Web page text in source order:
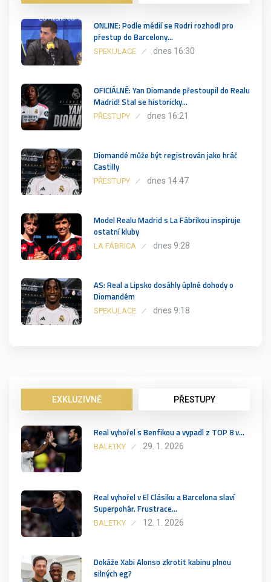
ONLINE: Podle médií se Rodri rozhodl pro
přestup do Barcelony…
SPEKULACE dnes 16:30
OFICIÁLNĚ: Yan Diomande přestoupil do Realu
Madrid! Stal se historicky…
PŘESTUPY dnes 16:21
Diomandé může být registrován jako hráč
Castilly
PŘESTUPY dnes 14:47
Model Realu Madrid s La Fábrikou inspiruje
ostatní kluby
LA FÁBRICA dnes 9:28
AS: Real a Lipsko dosáhly úplné dohody o
Diomandém
SPEKULACE dnes 9:18
EXKLUZIVNĚ PŘESTUPY
Real vyhořel s Benfikou a vypadl z TOP 8 v…
BALETKY 29. 1. 2026
Real vyhořel v El Clásiku a Barcelona slaví
Superpohár. Frustrace…
BALETKY 12. 1. 2026
Dokáže Xabi Alonso zkrotit kabinu plnou
silných eg?